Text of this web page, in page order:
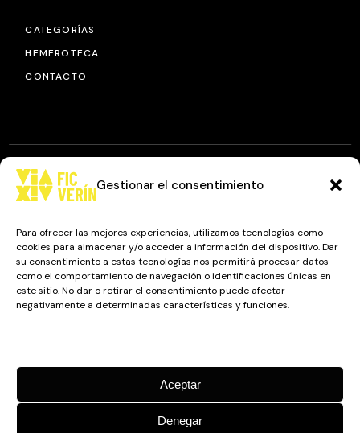
Gestionar el consentimiento
Para ofrecer las mejores experiencias, utilizamos tecnologías como
cookies para almacenar y/o acceder a información del dispositivo. Dar
su consentimiento a estas tecnologías nos permitirá procesar datos
como el comportamiento de navegación o identificaciones únicas en
este sitio. No dar o retirar el consentimiento puede afectar
negativamente a determinadas características y funciones.
Aceptar
Denegar
CATEGORÍAS
HEMEROTECA
CONTACTO
Camino a Balnearios de Sousas
32600, Verín, Ourense